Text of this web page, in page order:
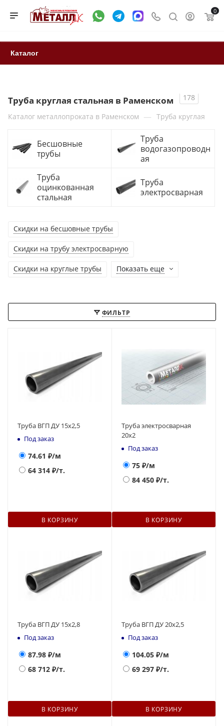
0
Каталог
Труба круглая стальная в Раменском
178
Каталог металлопроката в Раменском — Труба круглая
Бесшовные
трубы
Труба
водогазопроводн
ая
Труба
оцинкованная
стальная
Труба
электросварная
Скидки на бесшовные трубы
Скидки на трубу электросварную
Скидки на круглые трубы Показать еще
ФИЛЬТР
Труба ВГП ДУ 15х2,5
Под заказ
74.61 ₽/м
64 314 ₽/т.
В КОРЗИНУ
Труба электросварная
20х2
Под заказ
75 ₽/м
84 450 ₽/т.
В КОРЗИНУ
Труба ВГП ДУ 15х2,8
Под заказ
87.98 ₽/м
68 712 ₽/т.
В КОРЗИНУ
Труба ВГП ДУ 20х2,5
Под заказ
104.05 ₽/м
69 297 ₽/т.
В КОРЗИНУ